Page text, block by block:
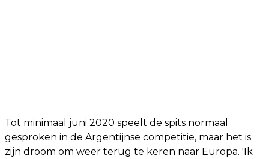
Tot minimaal juni 2020 speelt de spits normaal
gesproken in de Argentijnse competitie, maar het is
zijn droom om weer terug te keren naar Europa. 'Ik